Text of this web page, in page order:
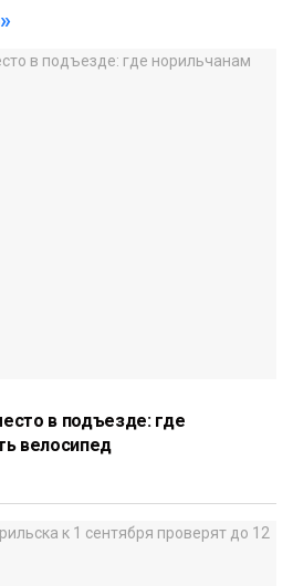
в подъезде: где
велосипед